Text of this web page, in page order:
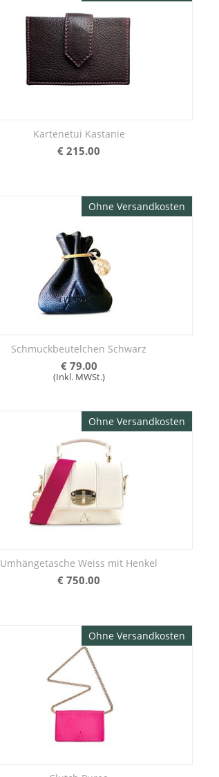
Kartenetui Kastanie
€215.00
Ohne Versandkosten
Schmuckbeutelchen Schwarz
€ 79.00
(Inkl. MWSt.)
Ohne Versandkosten
Umhängetasche Weiss mit Henkel
€750.00
Ohne Versandkosten